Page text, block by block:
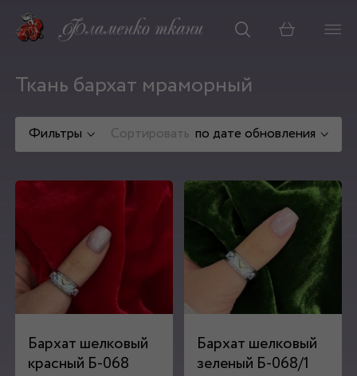
Корзина
Ткань бархат мраморный
Фильтры Сортировать по дате обновления
Бархат шелковый
красный Б-068
Бархат шелковый
зеленый Б-068/1